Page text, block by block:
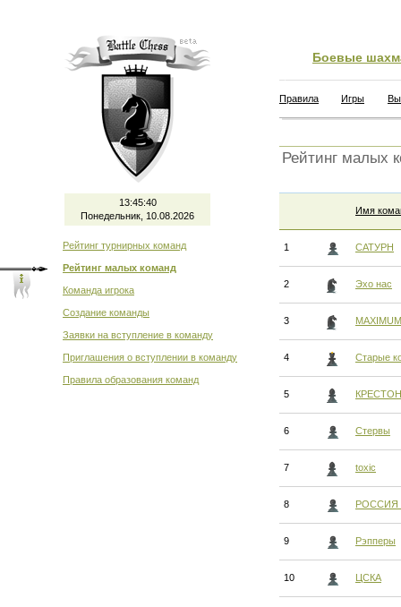
13:45:41
Понедельник, 10.08.2026
Рейтинг турнирных команд
Рейтинг малых команд
Команда игрока
Создание команды
Заявки на вступление в команду
Приглашения о вступлении в команду
Правила образования команд
Боевые
Правила Игры
Рейтинг малых
Имя
1 САТУРН
2 Эхо нас
3 MAXIMUM
4 Старые
5
6 Стервы
7 toxic
8 РОССИЯ
9 Рэпперы
10 ЦСКА